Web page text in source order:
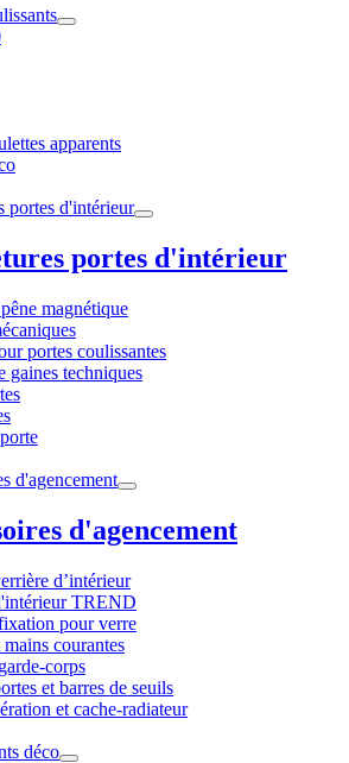
apparents
portes d'intérieur
portes d'intérieur
magnétique
portes coulissantes
gaines techniques
d'agencement
d'agencement
d’intérieur
TREND
pour verre
mains courantes
corps
et barres de seuils
et cache-radiateur
déco